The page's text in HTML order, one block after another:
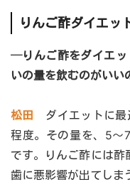
りんご酢ダイエッ
─りんご酢をダイエッ
いの量を飲むのがいい
松田 ダイエットに最
程度。その量を、5～
です。りんご酢には酢
歯に悪影響が出てしま